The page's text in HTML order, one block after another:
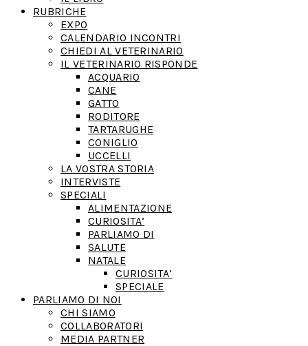
RUBRICHE
EXPO
CALENDARIO INCONTRI
CHIEDI AL VETERINARIO
IL VETERINARIO RISPONDE
ACQUARIO
CANE
GATTO
RODITORE
TARTARUGHE
CONIGLIO
UCCELLI
LA VOSTRA STORIA
INTERVISTE
SPECIALI
ALIMENTAZIONE
CURIOSITA’
PARLIAMO DI
SALUTE
NATALE
CURIOSITA’
SPECIALE
PARLIAMO DI NOI
CHI SIAMO
COLLABORATORI
MEDIA PARTNER